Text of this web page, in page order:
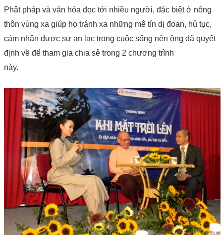
Phật pháp và văn hóa đọc tới nhiều người, đặc biệt ở nông
thôn vùng xa giúp họ tránh xa những mê tín dị đoan, hủ tục,
cảm nhận được sự an lạc trong cuộc sống nên ông đã quyết
định về để tham gia chia sẻ trong 2 chương trình
này.